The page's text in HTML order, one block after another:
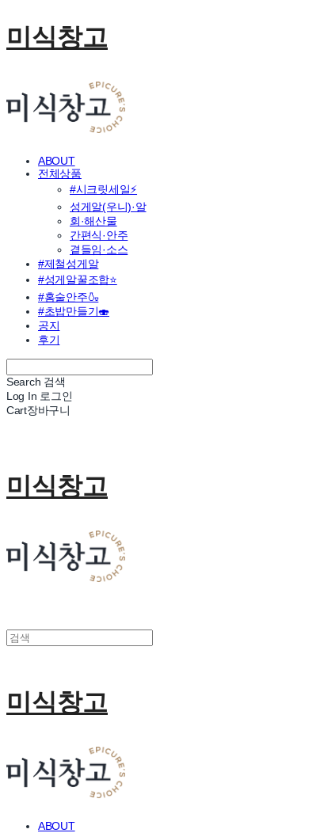
미식창고
ABOUT
전체상품
#시크릿세일⚡
성게알(우니)·알
회·해산물
간편식·안주
곁들임·소스
#제철성게알
#성게알꿀조합⭐
#홈술안주🍶
#초밥만들기🍣
공지
후기
Search 검색
Log In 로그인
Cart장바구니
미식창고
미식창고
ABOUT